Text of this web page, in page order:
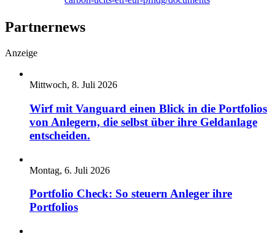
Partnernews
Anzeige
Mittwoch, 8. Juli 2026
Wirf mit Vanguard einen Blick in die Portfolios
von Anlegern, die selbst über ihre Geldanlage
entscheiden.
Montag, 6. Juli 2026
Portfolio Check: So steuern Anleger ihre
Portfolios